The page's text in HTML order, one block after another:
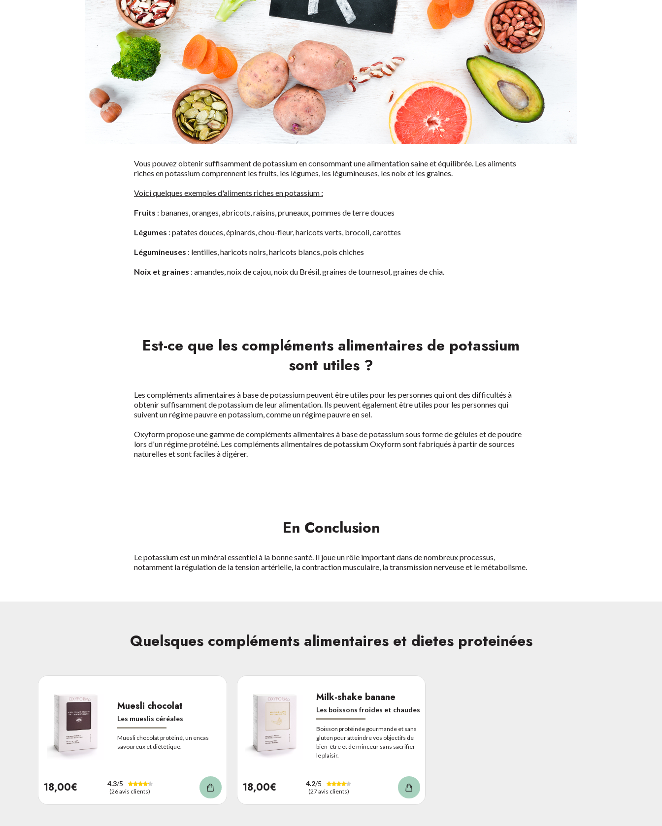
Vous pouvez obtenir suffisamment de potassium en consommant une alimentation saine et équilibrée. Les aliments
riches en potassium comprennent les fruits, les légumes, les légumineuses, les noix et les graines.
Voici quelques exemples d'aliments riches en potassium :
Fruits : bananes, oranges, abricots, raisins, pruneaux, pommes de terre douces
Légumes : patates douces, épinards, chou-fleur, haricots verts, brocoli, carottes
Légumineuses : lentilles, haricots noirs, haricots blancs, pois chiches
Noix et graines : amandes, noix de cajou, noix du Brésil, graines de tournesol, graines de chia.
Est-ce que les compléments alimentaires de potassium
sont utiles ?
Les compléments alimentaires à base de potassium peuvent être utiles pour les personnes qui ont des difficultés à
obtenir suffisamment de potassium de leur alimentation. Ils peuvent également être utiles pour les personnes qui
suivent un régime pauvre en potassium, comme un régime pauvre en sel.
Oxyform propose unegamme de compléments alimentaires à base de potassium sous forme de gélules et de poudre
lors d'un régime protéiné. Les compléments alimentaires de potassium Oxyform sont fabriqués à partir de sources
naturelles et sont faciles à digérer.
En Conclusion
Le potassium est un minéral essentiel à la bonne santé. Il joue un rôle important dans de nombreux processus,
notamment la régulation de la tension artérielle, la contraction musculaire, la transmission nerveuse et le métabolisme.
Quelsques compléments alimentaires et dietes proteinées
Muesli chocolat
Les mueslis céréales
Muesli chocolat protéiné, un encas
savoureux et diététique.
18,00€ 4.3/5
(26 avis clients)
Milk-shake banane
Les boissons froides et chaudes
Boisson protéinée gourmande et sans
gluten pour atteindre vos objectifs de
bien-être et de minceur sans sacrifier
le plaisir.
18,00€ 4.2/5
(27 avis clients)